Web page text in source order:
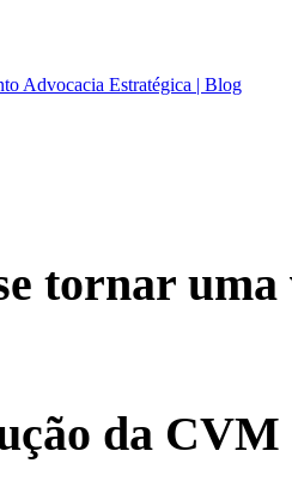
tornar
da CVM